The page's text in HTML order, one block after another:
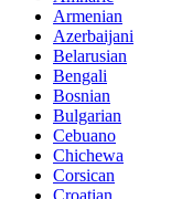
Armenian
Azerbaijani
Belarusian
Bengali
Bosnian
Bulgarian
Cebuano
Chichewa
Corsican
Croatian